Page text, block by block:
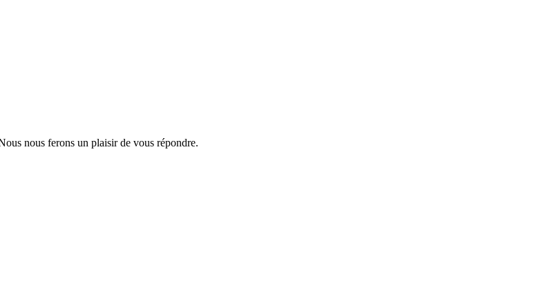
nous ferons un plaisir de vous répondre.